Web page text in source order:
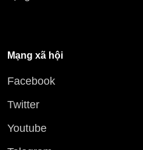
Mạng xã hội
Facebook
Twitter
Youtube